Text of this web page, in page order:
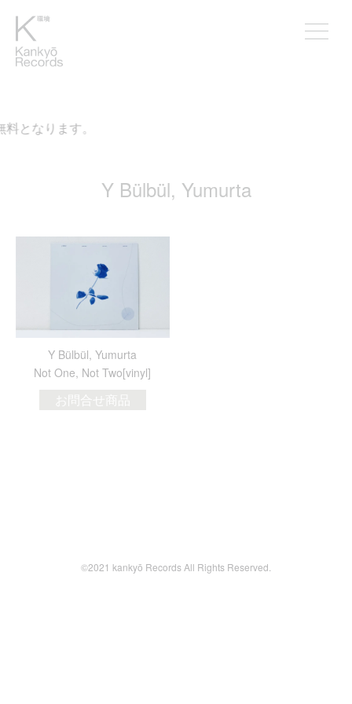
となります。
Y Bülbül, Yumurta
Y Bülbül, Yumurta
Not One, Not Two[vinyl]
お問合せ商品
©2021 kankyō Records All Rights Reserved.